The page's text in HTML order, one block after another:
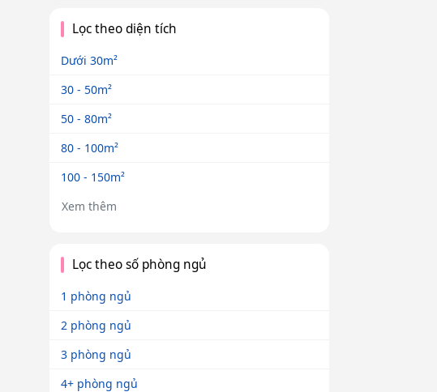
Lọc theo diện tích
Dưới 30m²
30 - 50m²
50 - 80m²
80 - 100m²
100 - 150m²
Xem thêm
Lọc theo số phòng ngủ
1 phòng ngủ
2 phòng ngủ
3 phòng ngủ
4+ phòng ngủ